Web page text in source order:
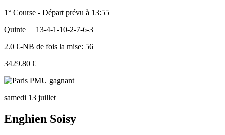
1° Course - Départ prévu à 13:55
Quinte
13-4-1-10-2-7-6-3
2.0 €-NB de fois la mise: 56
3429.80 €
samedi 13 juillet
Enghien Soisy